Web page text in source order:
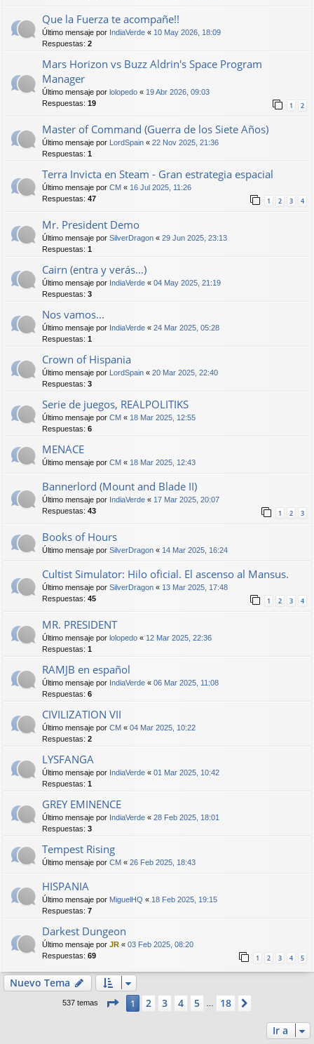
Que la Fuerza te acompañe!!
Último mensaje por IndiaVerde « 10 May 2026, 18:09
Respuestas: 2
Mars Horizon vs Buzz Aldrin's Space Program
Manager
Último mensaje por lolopedo « 19 Abr 2026, 09:03
Respuestas: 19 1 2
Master of Command (Guerra de los Siete Años)
Último mensaje por LordSpain « 22 Nov 2025, 21:36
Respuestas: 1
Terra Invicta en Steam - Gran estrategia espacial
Último mensaje por CM « 16 Jul 2025, 11:26
Respuestas: 47 1 2 3 4
Mr. President Demo
Último mensaje por SilverDragon « 29 Jun 2025, 23:13
Respuestas: 1
Cairn (entra y verás...)
Último mensaje por IndiaVerde « 04 May 2025, 21:19
Respuestas: 3
Nos vamos...
Último mensaje por IndiaVerde « 24 Mar 2025, 05:28
Respuestas: 1
Crown of Hispania
Último mensaje por LordSpain « 20 Mar 2025, 22:40
Respuestas: 3
Serie de juegos, REALPOLITIKS
Último mensaje por CM « 18 Mar 2025, 12:55
Respuestas: 6
MENACE
Último mensaje por CM « 18 Mar 2025, 12:43
Bannerlord (Mount and Blade II)
Último mensaje por IndiaVerde « 17 Mar 2025, 20:07
Respuestas: 43 1 2 3
Books of Hours
Último mensaje por SilverDragon « 14 Mar 2025, 16:24
Cultist Simulator: Hilo oficial. El ascenso al Mansus.
Último mensaje por SilverDragon « 13 Mar 2025, 17:48
Respuestas: 45 1 2 3 4
MR. PRESIDENT
Último mensaje por lolopedo « 12 Mar 2025, 22:36
Respuestas: 1
RAMJB en español
Último mensaje por IndiaVerde « 06 Mar 2025, 11:08
Respuestas: 6
CIVILIZATION VII
Último mensaje por CM « 04 Mar 2025, 10:22
Respuestas: 2
LYSFANGA
Último mensaje por IndiaVerde « 01 Mar 2025, 10:42
Respuestas: 1
GREY EMINENCE
Último mensaje por IndiaVerde « 28 Feb 2025, 18:01
Respuestas: 3
Tempest Rising
Último mensaje por CM « 26 Feb 2025, 18:43
HISPANIA
Último mensaje por MiguelHQ « 18 Feb 2025, 19:15
Respuestas: 7
Darkest Dungeon
Último mensaje por JR « 03 Feb 2025, 08:20
Respuestas: 69 1 2 3 4 5
Nuevo Tema
537 temas Página de 18
1 2 3 4 5 … 18
Ir a